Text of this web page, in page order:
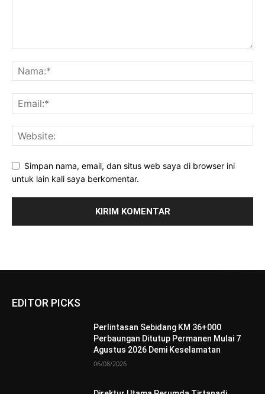
Simpan nama, email, dan situs web saya di browser ini
untuk lain kali saya berkomentar.
EDITOR PICKS
Perlintasan Sebidang KM 36+000
Perbaungan Ditutup Permanen Mulai 7
Agustus 2026 Demi Keselamatan
06/08/2026